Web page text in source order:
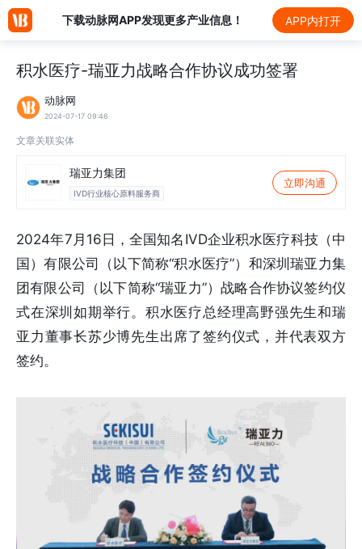
下载动脉网APP发现更多产业信息！ APP内打开
积水医疗-瑞亚力战略合作协议成功签署
动脉网
2024-07-17 09:46
文章关联实体
瑞亚力集团
IVD行业核心原料服务商
立即沟通
2024年7月16日，全国知名IVD企业积水医疗科技（中
国）有限公司（以下简称“积水医疗”）和深圳瑞亚力集
团有限公司（以下简称“瑞亚力”）战略合作协议签约仪
式在深圳如期举行。积水医疗总经理高野强先生和瑞
亚力董事长苏少博先生出席了签约仪式，并代表双方
签约。